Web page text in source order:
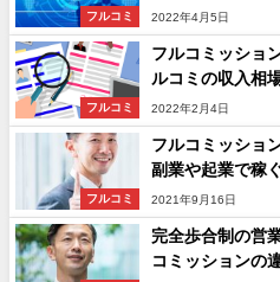
フルコミ 2022年4月5日
フルコミ
フルコミッショ
ルコミの収入相
2022年2月4日
フルコミ
フルコミッショ
副業や起業で稼
2021年9月16日
完全歩合制の営
コミッションの